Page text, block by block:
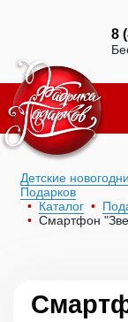
8
Детские
Подарков
Каталог
Смартфон